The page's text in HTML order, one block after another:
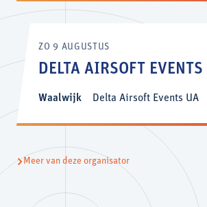
ZO 9 AUGUSTUS
DELTA AIRSOFT EVENTS
Waalwijk Delta Airsoft Events UA
Meer van deze organisator